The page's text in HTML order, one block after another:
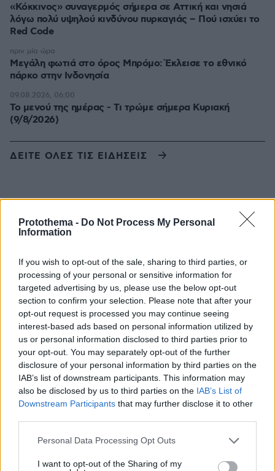
Protothema - Do Not Process My Personal
Information
If you wish to opt-out of the sale, sharing to third parties, or
processing of your personal or sensitive information for
targeted advertising by us, please use the below opt-out
section to confirm your selection. Please note that after your
opt-out request is processed you may continue seeing
interest-based ads based on personal information utilized by
us or personal information disclosed to third parties prior to
your opt-out. You may separately opt-out of the further
disclosure of your personal information by third parties on the
IAB’s list of downstream participants. This information may
also be disclosed by us to third parties on the IAB’s List of
Downstream Participants that may further disclose it to other
Please note that this website/app uses one or more Google
not limited to your visit or usage behaviour. You may click to
Personal Data Processing Opt Outs
I want to opt-out of the Sharing of my
«Κόκκινος» συναγερμός σήμερα σε Αττική και νησιά
λόγω πολύ υψηλού κινδύνου πυρκαγιάς – Πού ισχύει το
Red Code
Μεγάλη φωτιά στο όρος Μπρόμο: Έκλεισε το εθνικό
πάρκο στην Ινδονησία
πριν μία ώρα
Το μενού της ημέρας - Τι τρώμε σήμερα Κυριακή
(9/8/2026)
09.08.2026, 06:00
ΔΕΙΤΕ ΟΛΕΣ ΤΙΣ ΕΙΔΗΣΕΙΣ